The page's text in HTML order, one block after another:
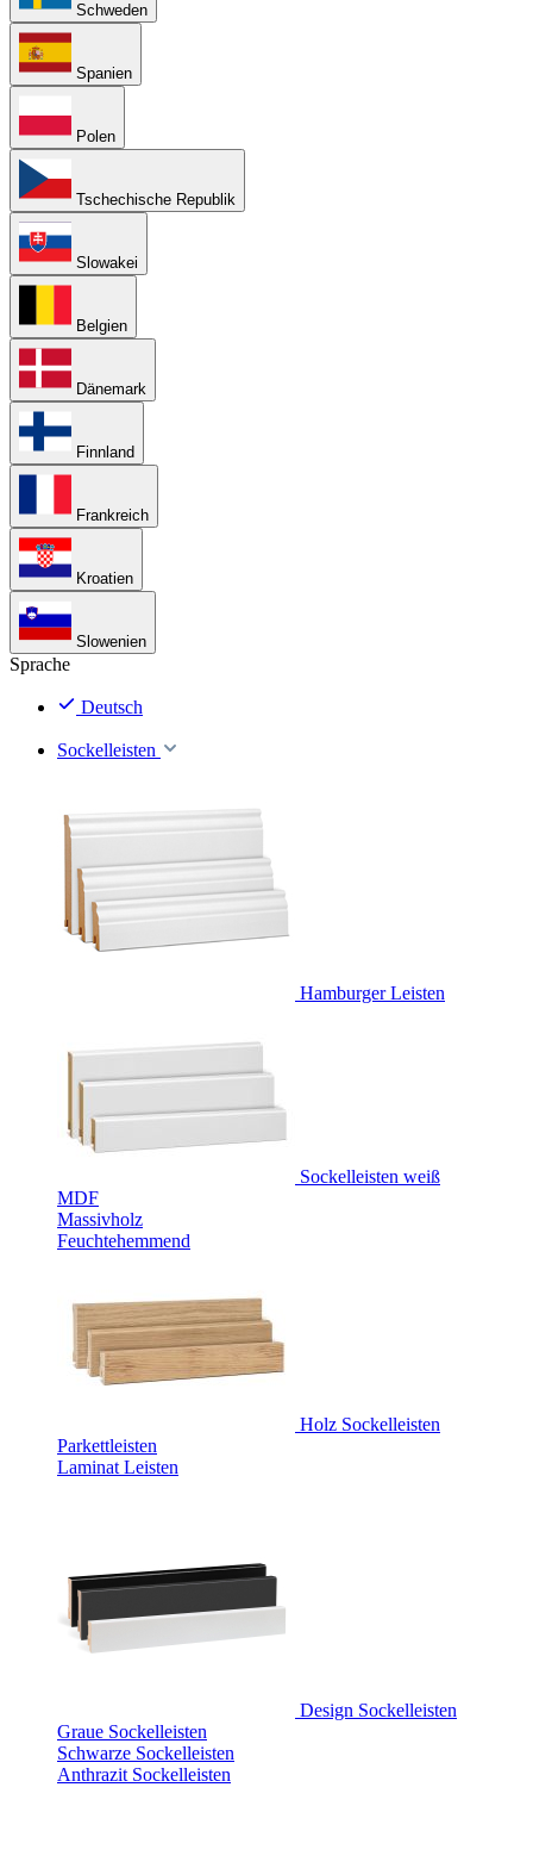
Schweden
Spanien
Polen
Tschechische Republik
Slowakei
Belgien
Dänemark
Finnland
Frankreich
Kroatien
Slowenien
Sprache
Deutsch
Sockelleisten
Hamburger Leisten
Sockelleisten weiß
MDF
Massivholz
Feuchtehemmend
Holz Sockelleisten
Parkettleisten
Laminat Leisten
Design Sockelleisten
Graue Sockelleisten
Schwarze Sockelleisten
Anthrazit Sockelleisten